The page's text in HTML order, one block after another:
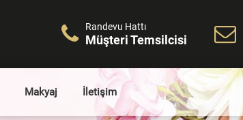
Randevu Hattı
Müşteri Temsilcisi
Makyaj İletişim